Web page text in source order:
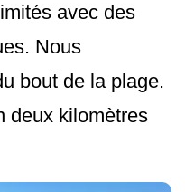
avec des
Nous
bout de la plage.
deux kilomètres